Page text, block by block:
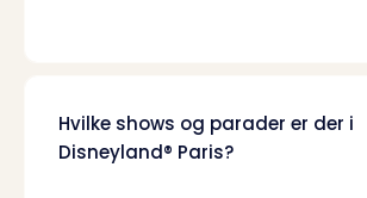
Hvilke shows og parader er der i
Disneyland® Paris?